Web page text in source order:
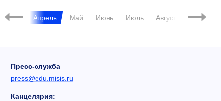
Март Апрель Май Июнь Июль Август Сентябрь
Пресс-служба
press@edu.misis.ru
Канцелярия: